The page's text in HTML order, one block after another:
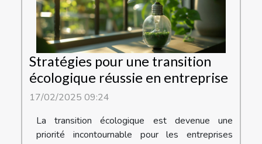
Stratégies pour une transition
écologique réussie en entreprise
17/02/2025 09:24
La transition écologique est devenue une
priorité incontournable pour les entreprises